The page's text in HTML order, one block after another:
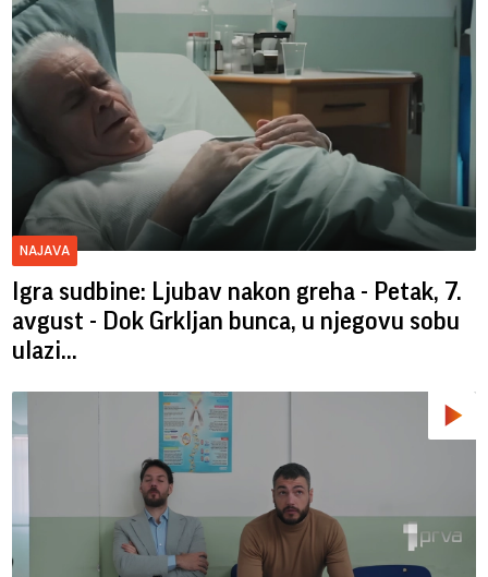
NAJAVA
Igra sudbine: Ljubav nakon greha - Petak, 7.
avgust - Dok Grkljan bunca, u njegovu sobu
ulazi...